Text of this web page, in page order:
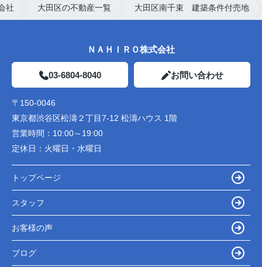
社 大田区の不動産一覧 大田区南千束 建築条件付売地
ＮＡＨＩＲＯ株式会社
03-6804-8040 お問い合わせ
〒150-0046
東京都渋谷区松濤２丁目7-12 松濤ハウス 1階
営業時間： 10:00～19:00
定休日： 火曜日・水曜日
トップページ
スタッフ
お客様の声
ブログ